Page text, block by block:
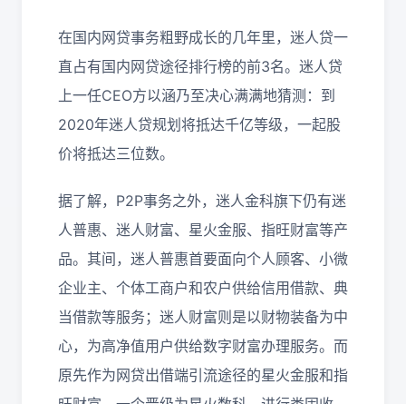
在国内网贷事务粗野成长的几年里，迷人贷一
直占有国内网贷途径排行榜的前3名。迷人贷
上一任CEO方以涵乃至决心满满地猜测：到
2020年迷人贷规划将抵达千亿等级，一起股
价将抵达三位数。
据了解，P2P事务之外，迷人金科旗下仍有迷
人普惠、迷人财富、星火金服、指旺财富等产
品。其间，迷人普惠首要面向个人顾客、小微
企业主、个体工商户和农户供给信用借款、典
当借款等服务；迷人财富则是以财物装备为中
心，为高净值用户供给数字财富办理服务。而
原先作为网贷出借端引流途径的星火金服和指